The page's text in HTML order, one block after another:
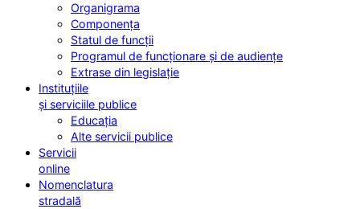
Organigrama
Componența
Statul de funcții
Programul de funcționare și de audiențe
Extrase din legislație
Instituțiile
și serviciile publice
Educația
Alte servicii publice
Servicii
online
Nomenclatura
stradală